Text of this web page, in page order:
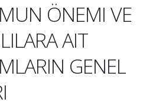
ÖNEMI VE
AIT
GENEL